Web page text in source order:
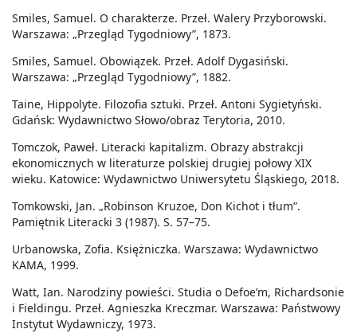
Smiles, Samuel. O charakterze. Przeł. Walery Przyborowski.
Warszawa: „Przegląd Tygodniowy”, 1873.
Smiles, Samuel. Obowiązek. Przeł. Adolf Dygasiński.
Warszawa: „Przegląd Tygodniowy”, 1882.
Taine, Hippolyte. Filozofia sztuki. Przeł. Antoni Sygietyński.
Gdańsk: Wydawnictwo Słowo/obraz Terytoria, 2010.
Tomczok, Paweł. Literacki kapitalizm. Obrazy abstrakcji
ekonomicznych w literaturze polskiej drugiej połowy XIX
wieku. Katowice: Wydawnictwo Uniwersytetu Śląskiego, 2018.
Tomkowski, Jan. „Robinson Kruzoe, Don Kichot i tłum”.
Pamiętnik Literacki 3 (1987). S. 57–75.
Urbanowska, Zofia. Księżniczka. Warszawa: Wydawnictwo
KAMA, 1999.
Watt, Ian. Narodziny powieści. Studia o Defoe’m, Richardsonie
i Fieldingu. Przeł. Agnieszka Kreczmar. Warszawa: Państwowy
Instytut Wydawniczy, 1973.